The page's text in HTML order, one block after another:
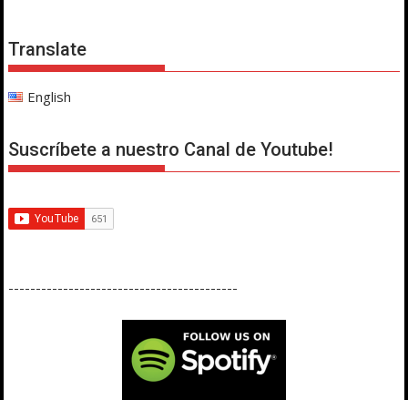
Translate
English
Suscríbete a nuestro Canal de Youtube!
------------------------------------------